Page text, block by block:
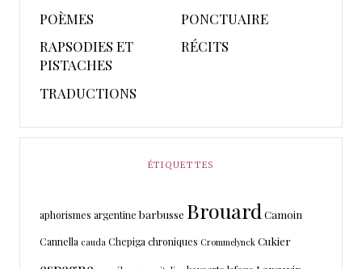
POÈMES
PONCTUAIRE
RAPSODIES ET
PISTACHES
RÉCITS
TRADUCTIONS
ÉTIQUETTES
aphorismes argentine barbusse Brouard Camoin
Cannella cauda Chepigachroniques Crommelynck Cukier